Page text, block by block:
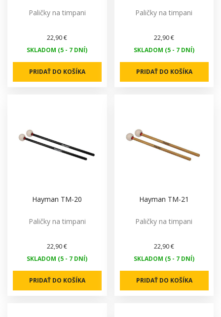
Paličky na timpani
22,90 €
SKLADOM (5 - 7 DNÍ)
PRIDAŤ DO KOŠÍKA
Paličky na timpani
22,90 €
SKLADOM (5 - 7 DNÍ)
PRIDAŤ DO KOŠÍKA
Hayman TM-20
Paličky na timpani
22,90 €
SKLADOM (5 - 7 DNÍ)
PRIDAŤ DO KOŠÍKA
Hayman TM-21
Paličky na timpani
22,90 €
SKLADOM (5 - 7 DNÍ)
PRIDAŤ DO KOŠÍKA